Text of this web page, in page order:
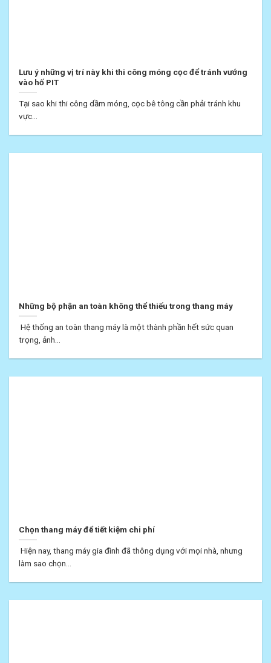
Lưu ý những vị trí này khi thi công móng cọc để tránh vướng
vào hố PIT
Tại sao khi thi công dầm móng, cọc bê tông cần phải tránh khu
vực...
Những bộ phận an toàn không thể thiếu trong thang máy
Hệ thống an toàn thang máy là một thành phần hết sức quan
trọng, ảnh...
Chọn thang máy để tiết kiệm chi phí
Hiện nay, thang máy gia đình đã thông dụng với mọi nhà, nhưng
làm sao chọn...